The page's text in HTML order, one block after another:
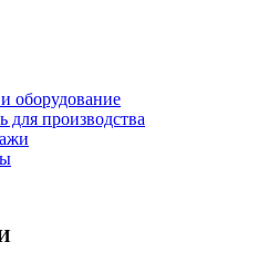
оборудование
для производства